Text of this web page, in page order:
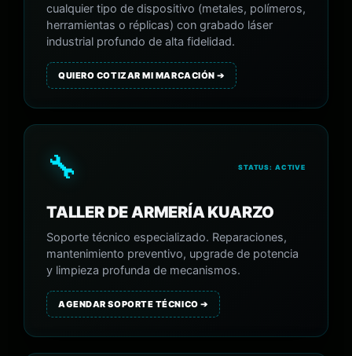
cualquier tipo de dispositivo (metales, polímeros,
herramientas o réplicas) con grabado láser
industrial profundo de alta fidelidad.
QUIERO COTIZAR MI MARCACIÓN ➔
🔧 STATUS: ACTIVE
TALLER DE ARMERÍA KUARZO
Soporte técnico especializado. Reparaciones,
mantenimiento preventivo, upgrade de potencia
y limpieza profunda de mecanismos.
AGENDAR SOPORTE TÉCNICO ➔